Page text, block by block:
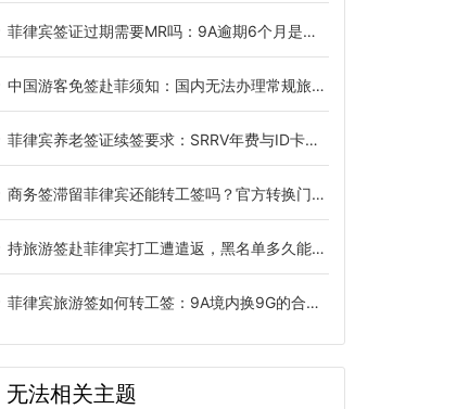
菲律宾签证过期需要MR吗：9A逾期6个月是分水岭
中国游客免签赴菲须知：国内无法办理常规旅游签缘由及实用替代方案
菲律宾养老签证续签要求：SRRV年费与ID卡换发的合规边界
商务签滞留菲律宾还能转工签吗？官方转换门槛与自查方法详解
持旅游签赴菲律宾打工遭遣返，黑名单多久能够清除
菲律宾旅游签如何转工签：9A境内换9G的合规实操路径
无法相关主题